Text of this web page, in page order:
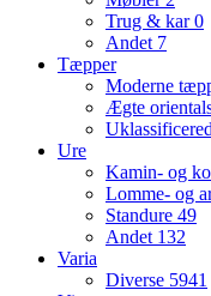
Trug & kar0
Andet 7
Tæpper
Moderne
Ægte
Ure
Kamin- og
Lomme- og
Standure 49
Andet 132
Varia
Diverse 5941